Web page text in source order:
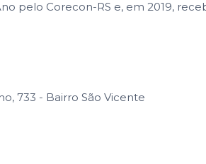
pelo Corecon-RS e, em 2019,
733 - Bairro São Vicente